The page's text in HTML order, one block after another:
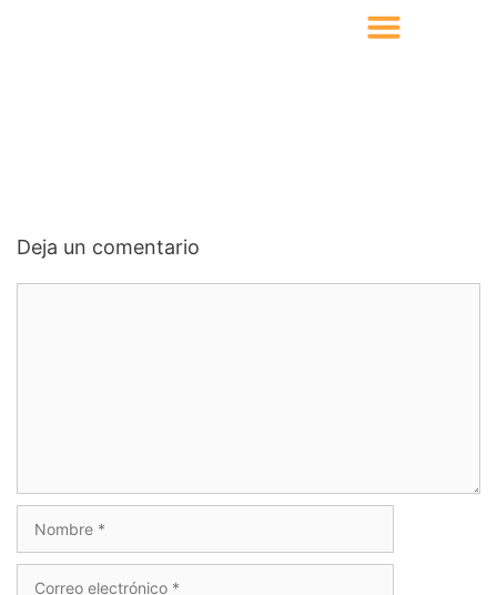
Deja un comentario